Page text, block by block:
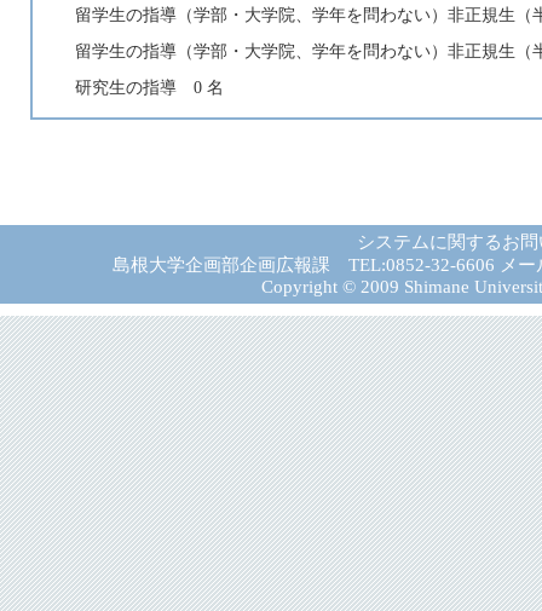
留学生の指導（学部・大学院、学年を問わない）非正規生
留学生の指導（学部・大学院、学年を問わない）非正規生
研究生の指導 0 名
システムに関するお
島根大学企画部企画広報課 TEL:0852-32-6606 メー
Copyright © 2009 Shimane